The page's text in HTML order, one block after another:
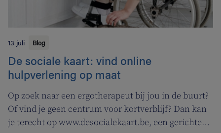
13 juli Blog
De sociale kaart: vind online
hulpverlening op maat
Op zoek naar een ergotherapeut bij jou in de buurt?
Of vind je geen centrum voor kortverblijf? Dan kan
je terecht op www.desocialekaart.be, een gerichte